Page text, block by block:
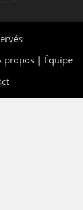
propos | Équipe